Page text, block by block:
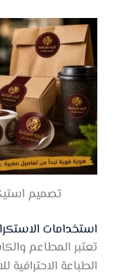
تصميم
استخدامات
تعتبر المطاعم
الطباعة الاحترافية